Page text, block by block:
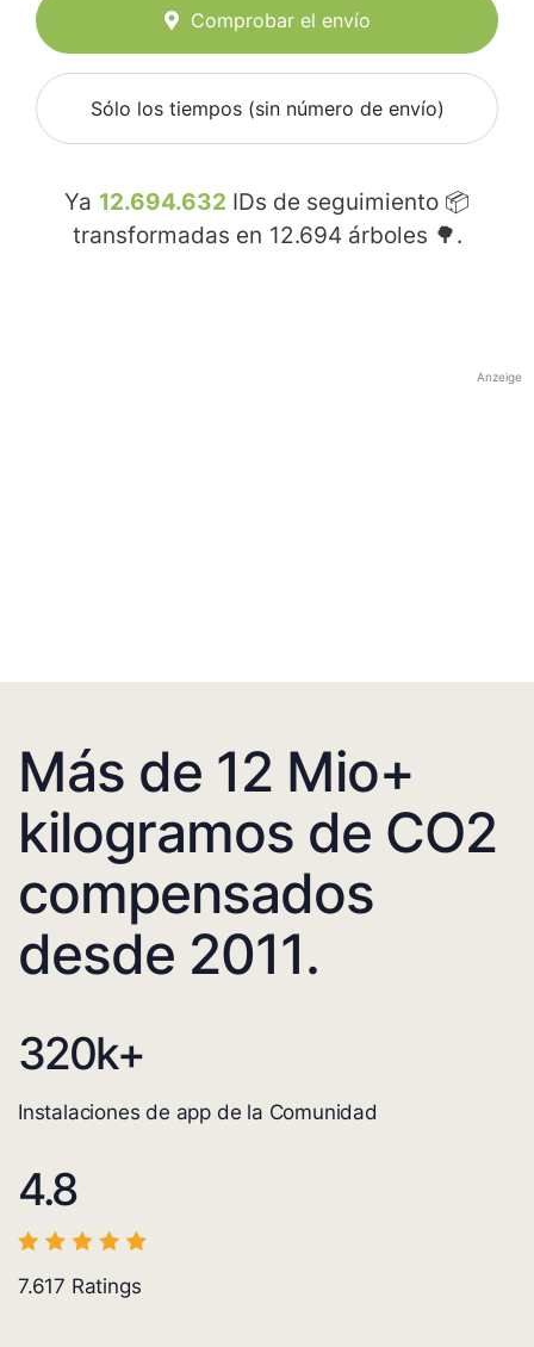
Comprobar el envío
Sólo los tiempos (sin número de envío)
Ya 12.694.632 IDs de seguimiento 📦
transformadas en 12.694 árboles 🌳.
Anzeige
Más de 12 Mio+
kilogramos de CO2
compensados
desde 2011.
320k+
Instalaciones de app de la Comunidad
4.8
7.617 Ratings